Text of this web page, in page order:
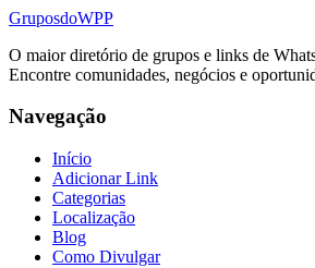
GruposdoWPP
O maior diretório de grupos e links de
Encontre comunidades, negócios e
Navegação
Início
Adicionar Link
Categorias
Localização
Blog
Como Divulgar